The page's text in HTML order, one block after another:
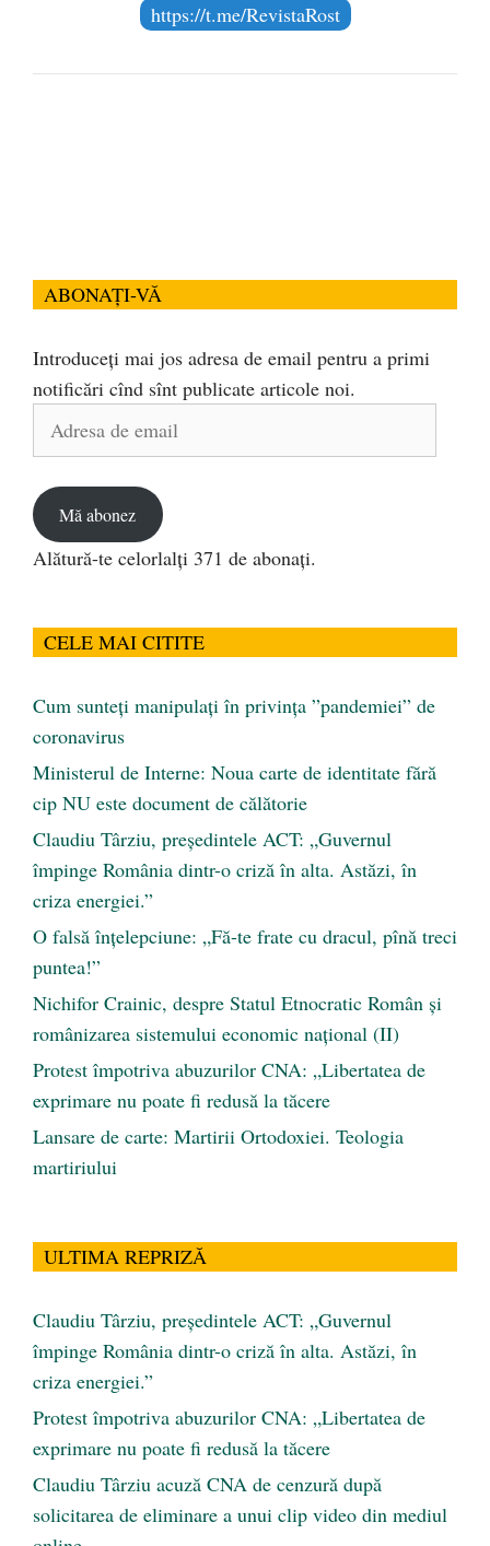
https://t.me/RevistaRost
ABONAȚI-VĂ
Introduceți mai jos adresa de email pentru a primi
notificări cînd sînt publicate articole noi.
Adresa
Mă abonez
Alătură-te celorlalți 371 de abonați.
CELE MAI CITITE
Cum sunteți manipulați în privința ”pandemiei” de
coronavirus
Ministerul de Interne: Noua carte de identitate fără
cip NU este document de călătorie
Claudiu Târziu, președintele ACT: „Guvernul
împinge România dintr-o criză în alta. Astăzi, în
criza energiei.”
O falsă înțelepciune: „Fă-te frate cu dracul, pînă treci
puntea!”
Nichifor Crainic, despre Statul Etnocratic Român şi
românizarea sistemului economic naţional (II)
Protest împotriva abuzurilor CNA: „Libertatea de
exprimare nu poate fi redusă la tăcere
Lansare de carte: Martirii Ortodoxiei. Teologia
martiriului
ULTIMA REPRIZĂ
Claudiu Târziu, președintele ACT: „Guvernul
împinge România dintr-o criză în alta. Astăzi, în
criza energiei.”
Protest împotriva abuzurilor CNA: „Libertatea de
exprimare nu poate fi redusă la tăcere
Claudiu Târziu acuză CNA de cenzură după
solicitarea de eliminare a unui clip video din mediul